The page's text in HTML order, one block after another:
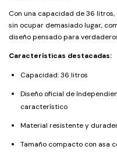
Con una capacidad de 36
sin ocupar demasiado lugar,
diseño pensado para
Características destacadas:
Capacidad: 36 litros
Diseño oficial de
característico
Material resistente y
Tamaño compacto con asa